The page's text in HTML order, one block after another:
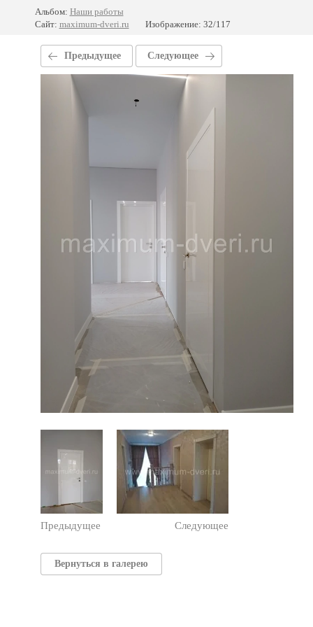
Альбом: Наши работы
Сайт: maximum-dveri.ru Изображение: 32/117
Предыдущее Следующее
Предыдущее Следующее
Вернуться в галерею